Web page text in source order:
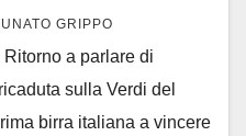
GRIPPO
a parlare di
sulla Verdi del
birra italiana a vincere